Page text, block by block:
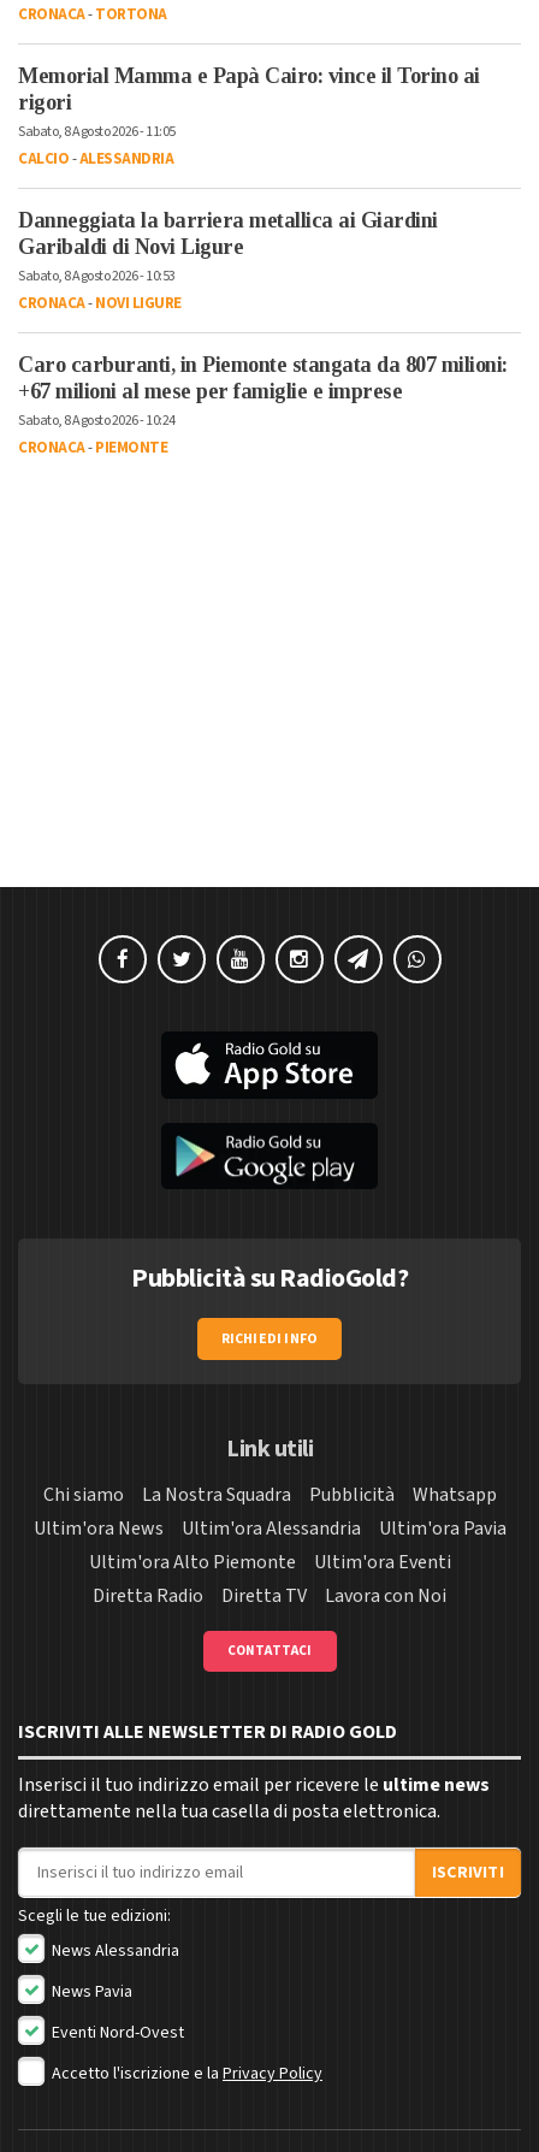
CRONACA-TORTONA
Memorial Mamma e Papà Cairo: vince il Torino ai
rigori
Sabato, 8 Agosto 2026 - 11:05
CALCIO-ALESSANDRIA
Danneggiata la barriera metallica ai Giardini
Garibaldi di Novi Ligure
Sabato, 8 Agosto 2026 - 10:53
CRONACA-NOVI LIGURE
Caro carburanti, in Piemonte stangata da 807 milioni:
+67 milioni al mese per famiglie e imprese
Sabato, 8 Agosto 2026 - 10:24
CRONACA-PIEMONTE
Pubblicità su RadioGold?
RICHIEDI INFO
Link utili
Chi siamo La Nostra Squadra Pubblicità
Whatsapp
Ultim'ora News
Ultim'ora Alessandria
Ultim'ora Pavia
Ultim'ora Alto Piemonte
Ultim'ora Eventi
Diretta Radio
Diretta TV Lavora con Noi
CONTATTACI
ISCRIVITI ALLE NEWSLETTER DI RADIO GOLD
Inserisci il tuo indirizzo email per ricevere le ultime news
direttamente nella tua casella di posta elettronica.
Indirizzo email
ISCRIVITI
Scegli le tue edizioni:
News Alessandria
News Pavia
Eventi Nord-Ovest
Accetto l'iscrizione e la Privacy Policy